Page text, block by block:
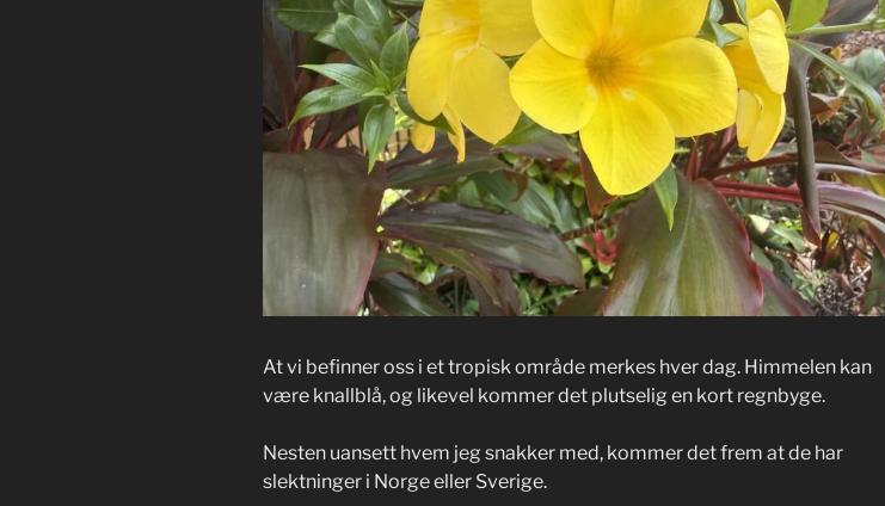
At vi befinner oss i et tropisk område merkes hver dag. Himmelen kan
være knallblå, og likevel kommer det plutselig en kort regnbyge.
Nesten uansett hvem jeg snakker med, kommer det frem at de har
slektninger i Norge eller Sverige.